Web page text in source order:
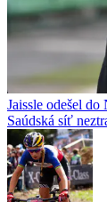
Jaissle odešel
Saúdská síť